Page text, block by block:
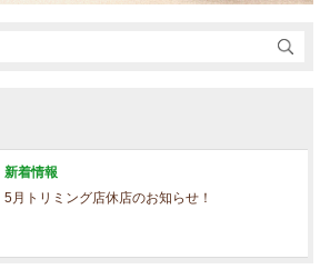
新着情報
5月トリミング店休店のお知らせ！